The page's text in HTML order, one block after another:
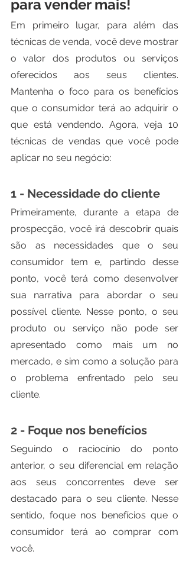
para vender mais!
Em primeiro lugar, para além das
técnicas de venda, você deve mostrar
o valor dos produtos ou serviços
oferecidos aos seus clientes.
Mantenha o foco para os benefícios
que o consumidor terá ao adquirir o
que está vendendo. Agora, veja 10
técnicas de vendas que você pode
aplicar no seu negócio:
1 - Necessidade do cliente
Primeiramente, durante a etapa de
prospecção, você irá descobrir quais
são as necessidades que o seu
consumidor tem e, partindo desse
ponto, você terá como desenvolver
sua narrativa para abordar o seu
possível cliente. Nesse ponto, o seu
produto ou serviço não pode ser
apresentado como mais um no
mercado, e sim como a solução para
o problema enfrentado pelo seu
cliente.
2 - Foque nos benefícios
Seguindo o raciocínio do ponto
anterior, o seu diferencial em relação
aos seus concorrentes deve ser
destacado para o seu cliente. Nesse
sentido, foque nos benefícios que o
consumidor terá ao comprar com
você.